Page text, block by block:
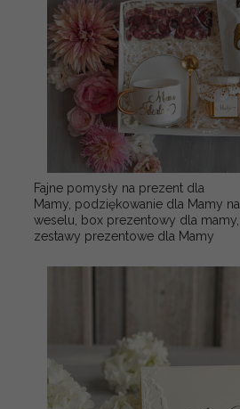
Fajne pomysły na prezent dla
Mamy, podziękowanie dla Mamy na
weselu, box prezentowy dla mamy,
zestawy prezentowe dla Mamy